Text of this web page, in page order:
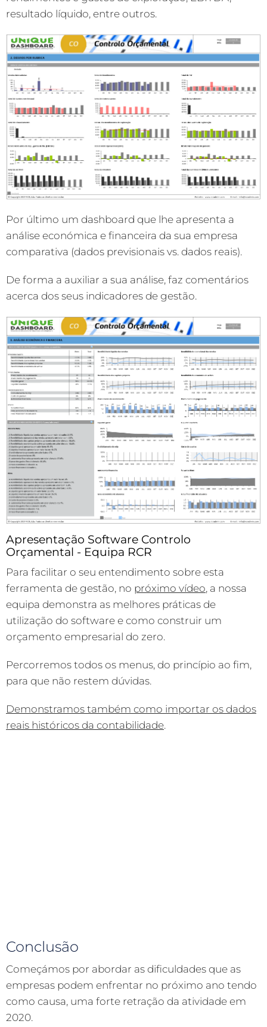
resultado líquido, entre outros.
Por último um dashboard que lhe apresenta a
análise económica e financeira da sua empresa
comparativa (dados previsionais vs. dados reais).
De forma a auxiliar a sua análise, faz comentários
acerca dos seus indicadores de gestão.
Apresentação Software Controlo
Orçamental - Equipa RCR
Para facilitar o seu entendimento sobre esta
ferramenta de gestão, no próximo vídeo, a nossa
equipa demonstra as melhores práticas de
utilização do software e como construir um
orçamento empresarial do zero.
Percorremos todos os menus, do princípio ao fim,
para que não restem dúvidas.
Demonstramos também como importar os dados
reais históricos da contabilidade.
Conclusão
Começámos por abordar as dificuldades que as
empresas podem enfrentar no próximo ano tendo
como causa, uma forte retração da atividade em
2020.